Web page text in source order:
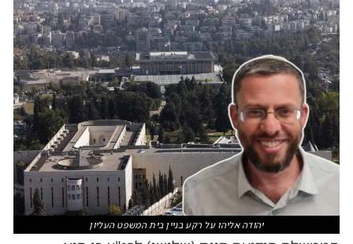
יהודה אליהו על רקע בניין בית המשפט העליון